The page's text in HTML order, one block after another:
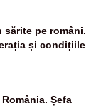
sărite pe români.
și condițiile
Șefa